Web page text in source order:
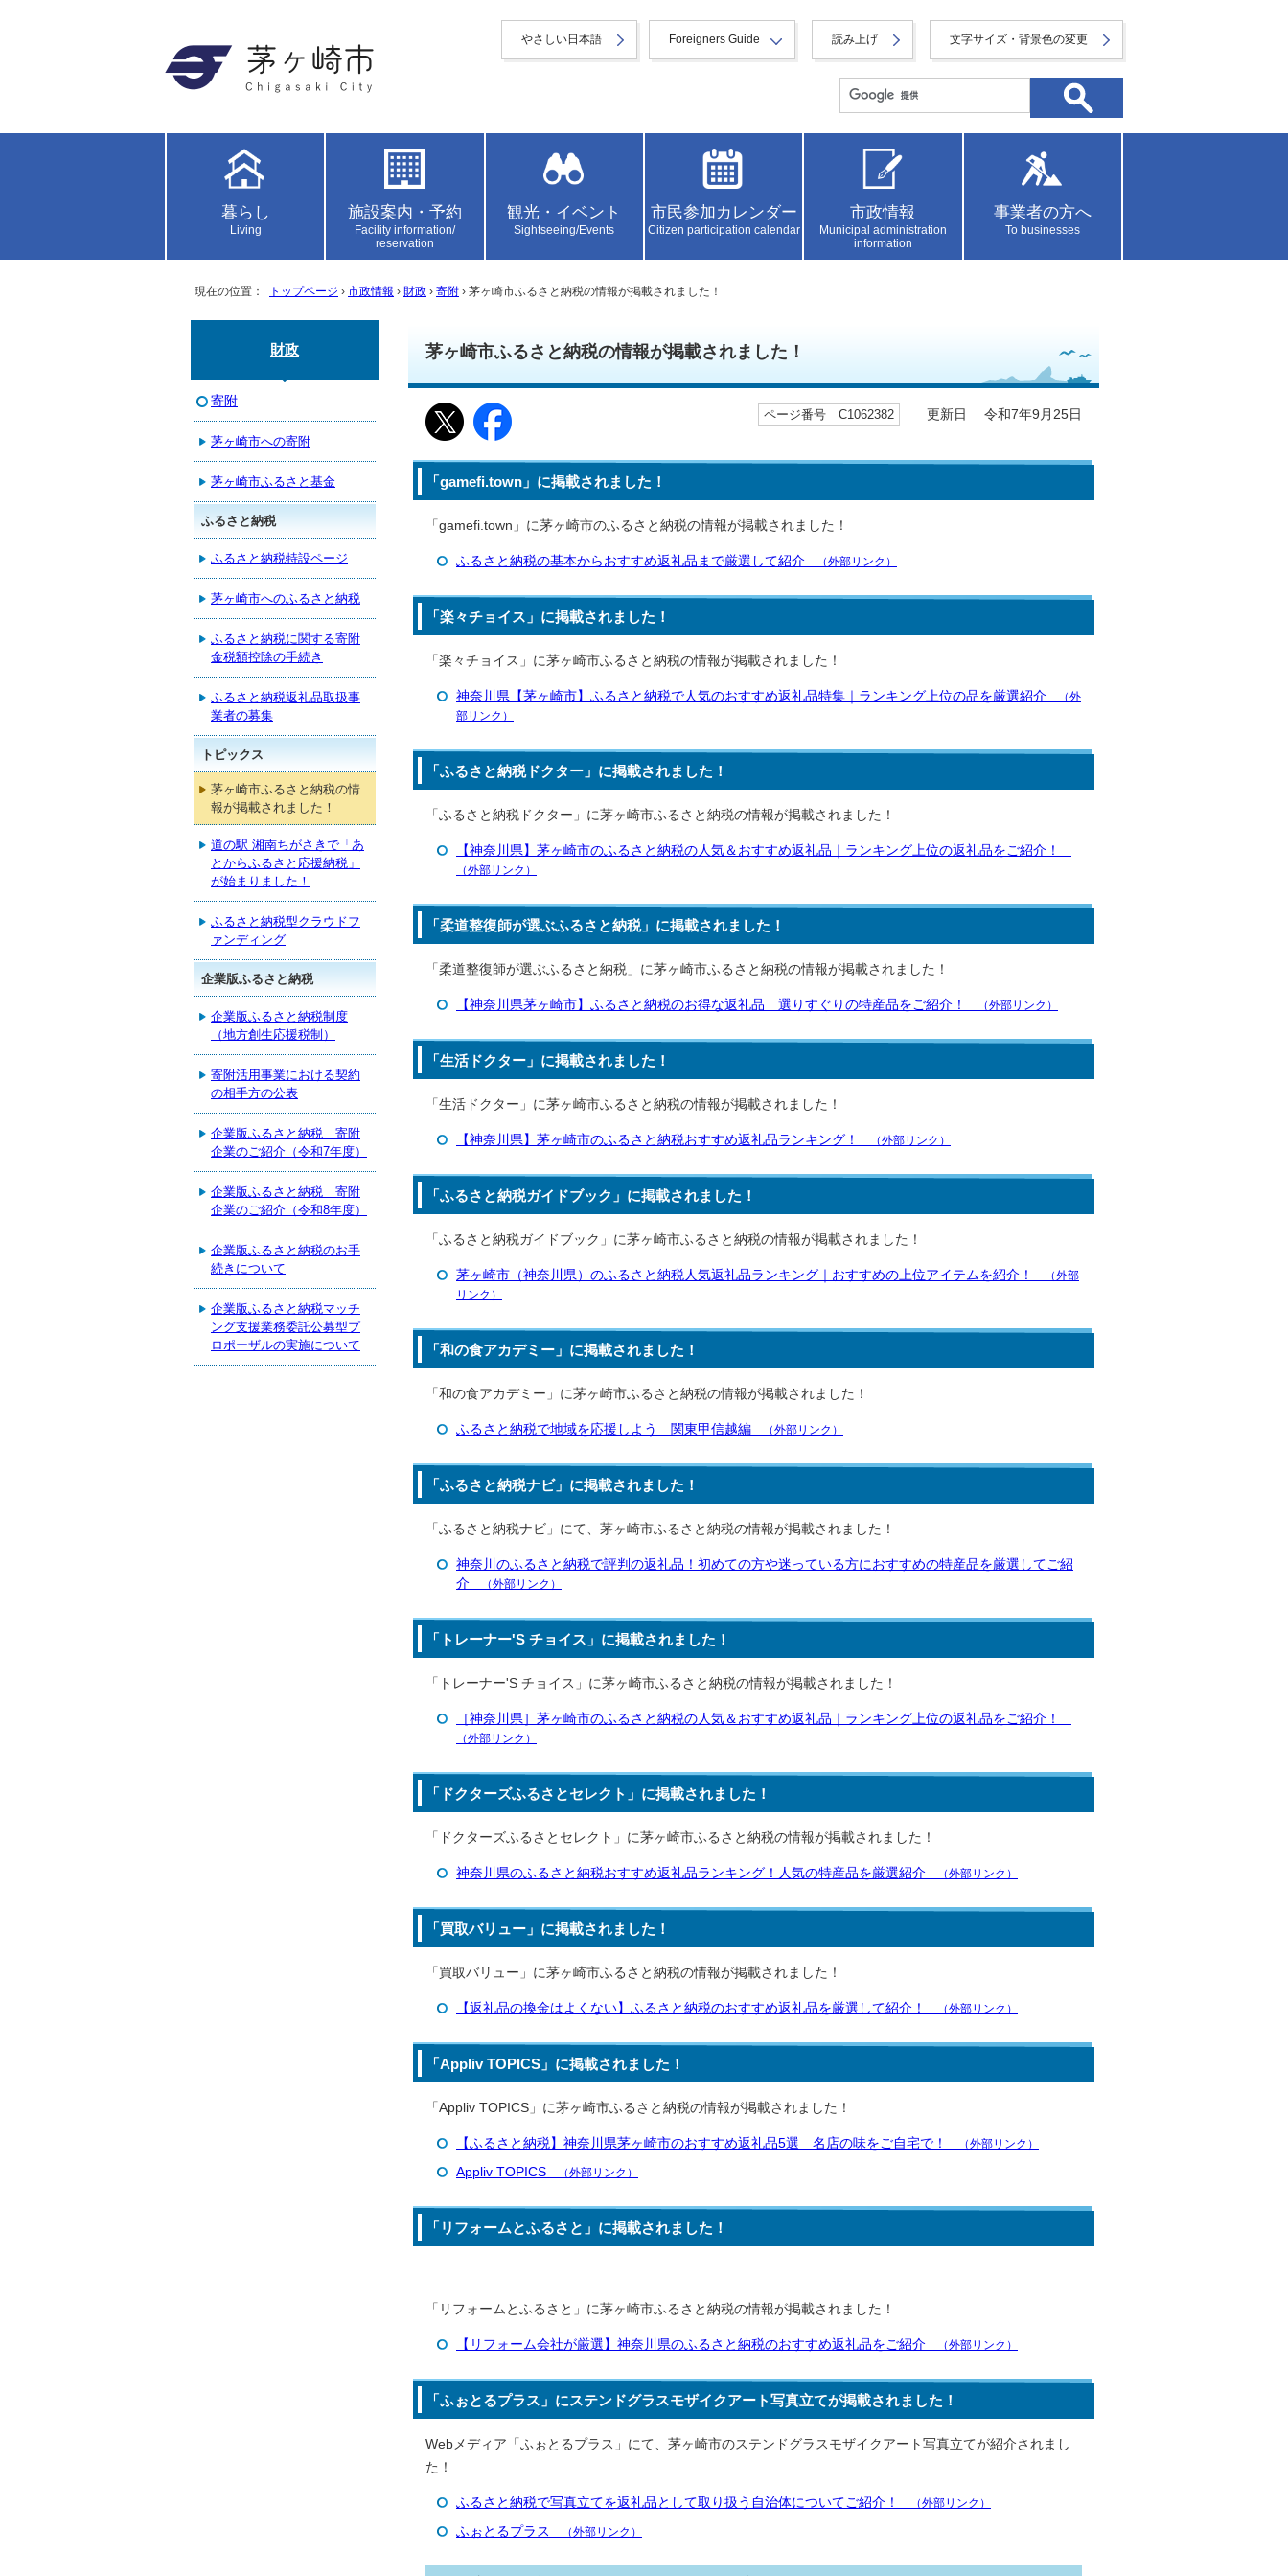
やさしい日本語 Foreigners Guide 読み上げ 文字サイズ・背景色の変更
暮らし
Living
施設案内・予約
Facility information/
reservation
観光・イベント
Sightseeing/Events
市民参加カレンダー
Citizen participation calendar
市政情報
Municipal administration
information
事業者の方へ
To businesses
現在の位置： トップページ › 市政情報 › 財政 › 寄附 › 茅ヶ崎市ふるさと納税の情報が掲載されました！
茅ヶ崎市ふるさと納税の情報が掲載されました！
ページ番号 C1062382 更新日 令和7年9月25日
「gamefi.town」に掲載されました！
「gamefi.town」に茅ヶ崎市のふるさと納税の情報が掲載されました！
ふるさと納税の基本からおすすめ返礼品まで厳選して紹介 （外部リンク）
「楽々チョイス」に掲載されました！
「楽々チョイス」に茅ヶ崎市ふるさと納税の情報が掲載されました！
神奈川県【茅ヶ崎市】ふるさと納税で人気のおすすめ返礼品特集｜ランキング上位の品を厳選紹介 （外
部リンク）
「ふるさと納税ドクター」に掲載されました！
「ふるさと納税ドクター」に茅ヶ崎市ふるさと納税の情報が掲載されました！
【神奈川県】茅ヶ崎市のふるさと納税の人気＆おすすめ返礼品｜ランキング上位の返礼品をご紹介！
（外部リンク）
「柔道整復師が選ぶふるさと納税」に掲載されました！
「柔道整復師が選ぶふるさと納税」に茅ヶ崎市ふるさと納税の情報が掲載されました！
【神奈川県茅ヶ崎市】ふるさと納税のお得な返礼品 選りすぐりの特産品をご紹介！ （外部リンク）
「生活ドクター」に掲載されました！
「生活ドクター」に茅ヶ崎市ふるさと納税の情報が掲載されました！
【神奈川県】茅ヶ崎市のふるさと納税おすすめ返礼品ランキング！ （外部リンク）
「ふるさと納税ガイドブック」に掲載されました！
「ふるさと納税ガイドブック」に茅ヶ崎市ふるさと納税の情報が掲載されました！
茅ヶ崎市（神奈川県）のふるさと納税人気返礼品ランキング｜おすすめの上位アイテムを紹介！
（外部
リンク）
「和の食アカデミー」に掲載されました！
「和の食アカデミー」に茅ヶ崎市ふるさと納税の情報が掲載されました！
ふるさと納税で地域を応援しよう 関東甲信越編 （外部リンク）
「ふるさと納税ナビ」に掲載されました！
「ふるさと納税ナビ」にて、茅ヶ崎市ふるさと納税の情報が掲載されました！
神奈川のふるさと納税で評判の返礼品！初めての方や迷っている方におすすめの特産品を厳選してご紹
介 （外部リンク）
「トレーナー'S チョイス」に掲載されました！
「トレーナー'S チョイス」に茅ヶ崎市ふるさと納税の情報が掲載されました！
［神奈川県］茅ヶ崎市のふるさと納税の人気＆おすすめ返礼品｜ランキング上位の返礼品をご紹介！
（外部リンク）
「ドクターズふるさとセレクト」に掲載されました！
「ドクターズふるさとセレクト」に茅ヶ崎市ふるさと納税の情報が掲載されました！
神奈川県のふるさと納税おすすめ返礼品ランキング！人気の特産品を厳選紹介 （外部リンク）
「買取バリュー」に掲載されました！
「買取バリュー」に茅ヶ崎市ふるさと納税の情報が掲載されました！
【返礼品の換金はよくない】ふるさと納税のおすすめ返礼品を厳選して紹介！ （外部リンク）
「Appliv TOPICS」に掲載されました！
「Appliv TOPICS」に茅ヶ崎市ふるさと納税の情報が掲載されました！
【ふるさと納税】神奈川県茅ヶ崎市のおすすめ返礼品5選 名店の味をご自宅で！ （外部リンク）
Appliv TOPICS （外部リンク）
「リフォームとふるさと」に掲載されました！
「リフォームとふるさと」に茅ヶ崎市ふるさと納税の情報が掲載されました！
【リフォーム会社が厳選】神奈川県のふるさと納税のおすすめ返礼品をご紹介 （外部リンク）
「ふぉとるプラス」にステンドグラスモザイクアート写真立てが掲載されました！
Webメディア「ふぉとるプラス」にて、茅ヶ崎市のステンドグラスモザイクアート写真立てが紹介されまし
た！
ふるさと納税で写真立てを返礼品として取り扱う自治体についてご紹介！ （外部リンク）
ふぉとるプラス （外部リンク）
財政
寄附
茅ヶ崎市への寄附
茅ヶ崎市ふるさと基金
ふるさと納税
ふるさと納税特設ページ
茅ヶ崎市へのふるさと納税
ふるさと納税に関する寄附
金税額控除の手続き
ふるさと納税返礼品取扱事
業者の募集
トピックス
茅ヶ崎市ふるさと納税の情
報が掲載されました！
道の駅 湘南ちがさきで「あ
とからふるさと応援納税」
が始まりました！
ふるさと納税型クラウドフ
ァンディング
企業版ふるさと納税
企業版ふるさと納税制度
（地方創生応援税制）
寄附活用事業における契約
の相手方の公表
企業版ふるさと納税 寄附
企業のご紹介（令和7年度）
企業版ふるさと納税 寄附
企業のご紹介（令和8年度）
企業版ふるさと納税のお手
続きについて
企業版ふるさと納税マッチ
ング支援業務委託公募型プ
ロポーザルの実施について